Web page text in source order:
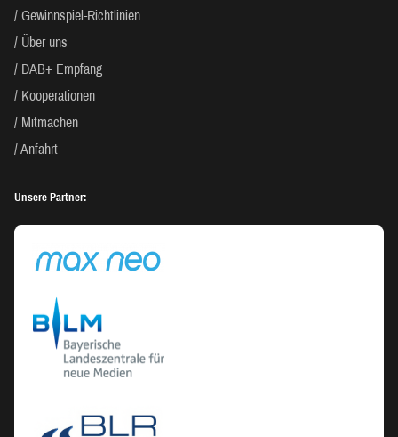
Gewinnspiel-Richtlinien
Über uns
DAB+ Empfang
Kooperationen
Mitmachen
Anfahrt
Unsere Partner: